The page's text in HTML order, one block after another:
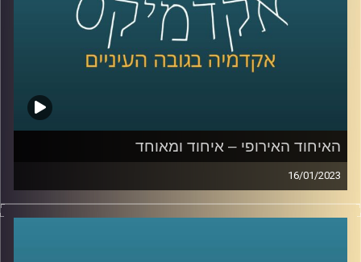
האיחוד האירופי – איחוד ומאוחד
16/01/2023
בשנים האחרונות עומד האיחוד האירופי בפנים אתגרים שונים.
גל מהגרים, מגיפת הקורונה וכיום המלחמה באוקראינה. בפרק